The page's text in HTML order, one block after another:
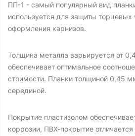
ПП-1 - самый популярный вид
используется для защиты
оформления карнизов.
Толщина металла варьируется от
обеспечивает оптимальное
стоимости. Планки толщиной 0,45
серединой.
Покрытие пластизолом
коррозии, ПВХ-покрытие